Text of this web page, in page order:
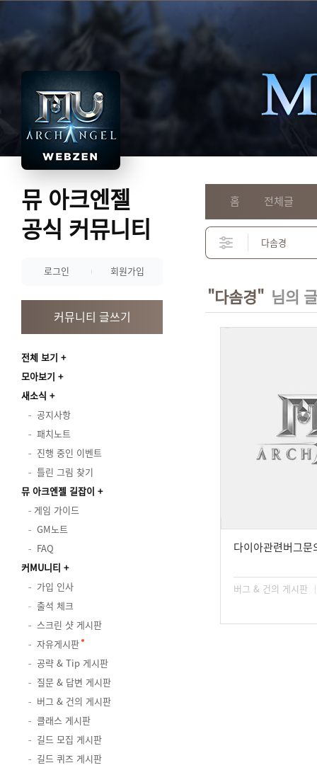
뮤 아크엔젤
공식 커뮤니티
로그인 회원가입
커뮤니티 글쓰기
전체 보기
모아보기
새소식
공지사항
패치노트
진행 중인 이벤트
틀린 그림 찾기
뮤 아크엔젤 길잡이
게임 가이드
GM노트
FAQ
커MU니티
가입 인사
출석 체크
스크린 샷 게시판
자유게시판
공략 & Tip 게시판
질문 & 답변 게시판
버그 & 건의 게시판
클래스 게시판
길드 모집 게시판
길드 퀴즈 게시판
홈 전체글
"다솜경" 님의 글
다이아관련버그문
버그 & 건의 게시판